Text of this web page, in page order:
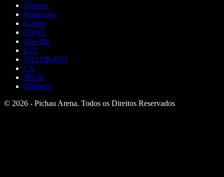
Últimas
Hardware
Games
EA FC
Free fire
LoL
VALORANT
CS
MAIS
Editorial
© 2026 - Pichau Arena. Todos os Direitos Reservados